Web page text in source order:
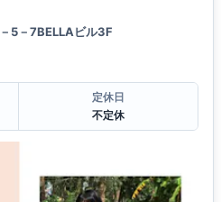
5－7BELLAビル3F
定休日
不定休